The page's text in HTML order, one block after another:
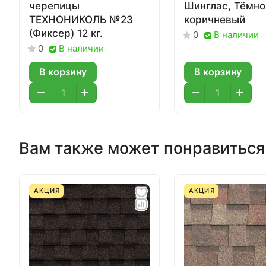
черепицы
ТЕХНОНИКОЛЬ №23
(Фиксер) 12 кг.
0 В наличии
В корзину
Шинглас,
коричневый
0 В наличии
В корзину
Вам также может понравиться
АКЦИЯ АКЦИЯ